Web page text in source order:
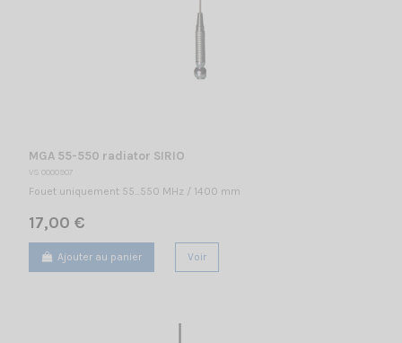
MGA 55-550 radiator SIRIO
VS 0000907
Fouet uniquement 55...550 MHz / 1400 mm
17,00 €
Ajouter au panier Voir